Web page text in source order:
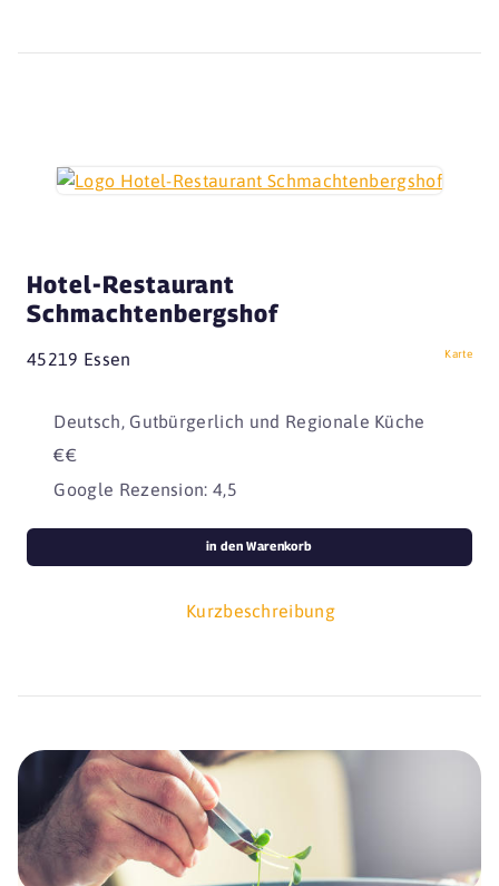
Hotel-Restaurant
Schmachtenbergshof
45219 Essen Karte
Deutsch, Gutbürgerlich und Regionale Küche
€€
Google Rezension: 4,5
Kurzbeschreibung
in den Warenkorb